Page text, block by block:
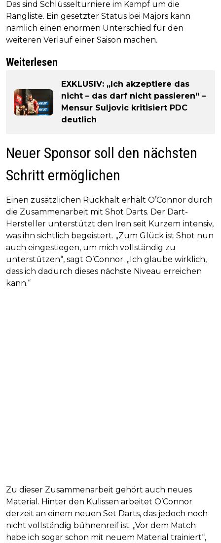
Das sind Schlüsselturniere im Kampf um die
Rangliste. Ein gesetzter Status bei Majors kann
nämlich einen enormen Unterschied für den
weiteren Verlauf einer Saison machen.
Weiterlesen
EXKLUSIV: „Ich akzeptiere das
nicht – das darf nicht passieren“ –
Mensur Suljovic kritisiert PDC
deutlich
Neuer Sponsor soll den nächsten
Schritt ermöglichen
Einen zusätzlichen Rückhalt erhält O’Connor durch
die Zusammenarbeit mit Shot Darts. Der Dart-
Hersteller unterstützt den Iren seit Kurzem intensiv,
was ihn sichtlich begeistert. „Zum Glück ist Shot nun
auch eingestiegen, um mich vollständig zu
unterstützen“, sagt O’Connor. „Ich glaube wirklich,
dass ich dadurch dieses nächste Niveau erreichen
kann.“
Zu dieser Zusammenarbeit gehört auch neues
Material. Hinter den Kulissen arbeitet O’Connor
derzeit an einem neuen Set Darts, das jedoch noch
nicht vollständig bühnenreif ist. „Vor dem Match
habe ich sogar schon mit neuem Material trainiert“,